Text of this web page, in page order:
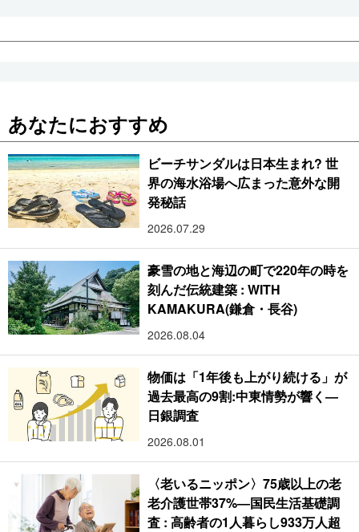
あなたにおすすめ
ビーチサンダルは日本生まれ? 世
界の海水浴場へ広まった意外な開
発秘話
2026.07.29
豪雪の地と海辺の町で220年の時を
刻んだ伝統建築 : WITH
KAMAKURA(鎌倉・長谷)
2026.08.04
物価は「1年後も上がり続ける」が
過去最高の9割:中東情勢が響く―
日銀調査
2026.08.01
〈老いるニッポン〉75歳以上の老
老介護世帯37%―国民生活基礎調
査 : 高齢者の1人暮らし933万人超